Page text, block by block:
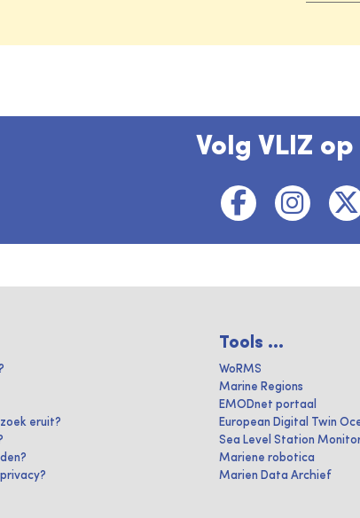
Volg VLIZ
eruit?
Tools ...
WoRMS
Marine Regions
EMODnet portaal
European Digital Twin
Sea Level Station
Mariene robotica
Marien Data Archief